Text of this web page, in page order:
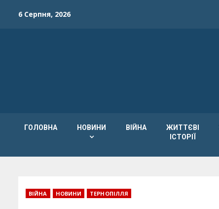
6 Серпня, 2026
ГОЛОВНА НОВИНИ ВІЙНА
ЖИТТЄВІ
ІСТОРІЇ
ВІЙНА НОВИНИ ТЕРНОПІЛЛЯ